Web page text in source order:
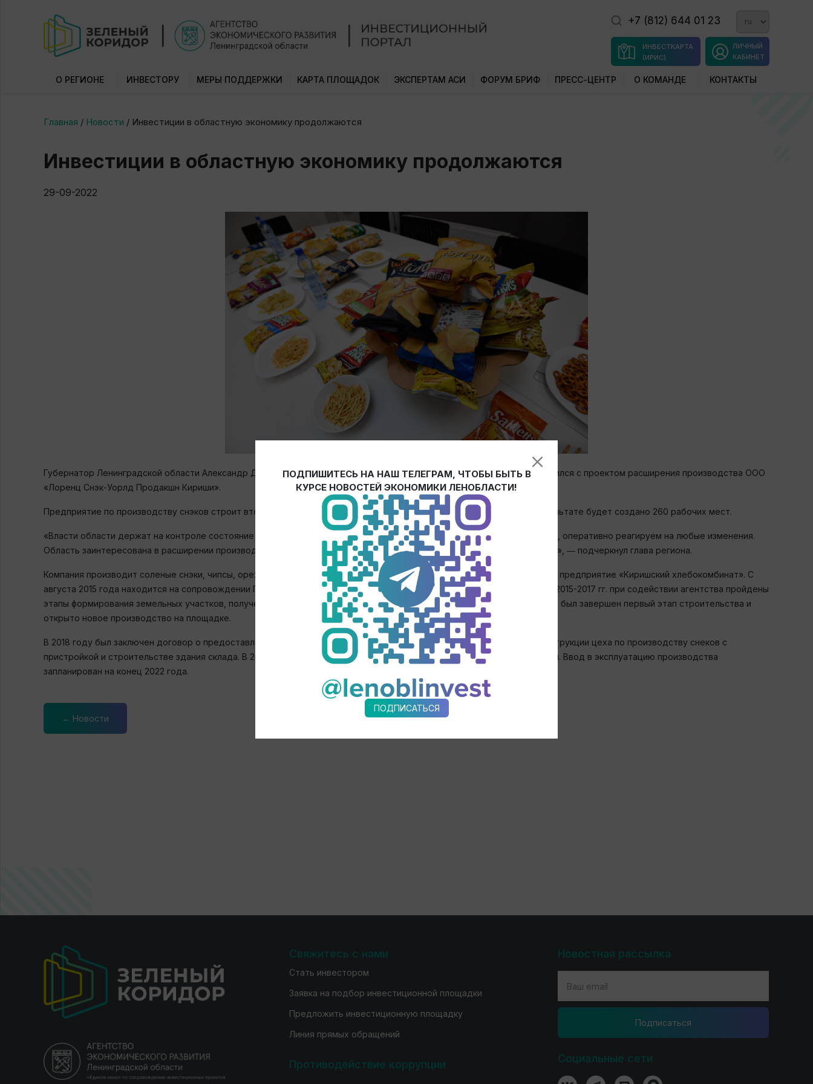
+7 (812) 644 01 23
ЛИЧНЫЙ
КАБИНЕТ
ИНВЕСТКАРТА
(ИРИС)
О РЕГИОНЕ ИНВЕСТОРУ МЕРЫ ПОДДЕРЖКИ КАРТА ПЛОЩАДОК ЭКСПЕРТАМ АСИ ФОРУМ БРИФ ПРЕСС-ЦЕНТР О КОМАНДЕ КОНТАКТЫ
Главная / Новости / Инвестиции в областную экономику продолжаются
Инвестиции в областную экономику продолжаются
29-09-2022
Губернатор Ленинградской области Александр Дрозденко во время рабочей поездки по Киришскому району ознакомился с проектом расширения производства ООО
«Лоренц Снэк-Уорлд Продакшн Кириши».
Предприятие по производству снэков строит вторую очередь производства, готовность ― к концу 2022 года. В результате будет создано 260 рабочих мест.
«Власти области держат на контроле состояние экономики. Мы постоянно проводим мониторинг работы предприятий, оперативно реагируем на любые изменения.
Область заинтересована в расширении производства, а тем более пищевого, и сохранении стабильности в экономике», ― подчеркнул глава региона.
Компания производит соленые снэки, чипсы, орехи под собственными торговыми марками. В 2007 году она приобрела предприятие «Киришский хлебокомбинат». С
августа 2015 года находится на сопровождении ГКУ «Агентство экономического развития Ленинградской области». В 2015-2017 гг. при содействии агентства пройдены
этапы формирования земельных участков, получены разрешения на строительство и ввод в эксплуатацию. В 2017 года был завершен первый этап строительства и
открыто новое производство на площадке.
В 2018 году был заключен договор о предоставлении режима господдержки, а в 2019 году принято решение о реконструкции цеха по производству снеков с
пристройкой и строительстве здания склада. В 2021 году ― получено разрешение на строительство склада картофеля. Ввод в эксплуатацию производства
запланирован на конец 2022 года.
← Новости
Свяжитесь с нами
Стать инвестором
Заявка на подбор инвестиционной площадки
Предложить инвестиционную площадку
Линия прямых обращений
Противодействие коррупции
Новостная рассылка
Подпиcаться
Социальные сети
ПОДПИШИТЕСЬ НА НАШ ТЕЛЕГРАМ, ЧТОБЫ БЫТЬ В
КУРСЕ НОВОСТЕЙ ЭКОНОМИКИ ЛЕНОБЛАСТИ!
ПОДПИСАТЬСЯ